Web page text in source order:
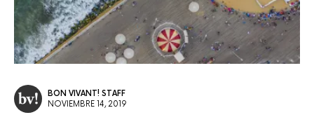
BON VIVANT! STAFF
NOVIEMBRE 14, 2019